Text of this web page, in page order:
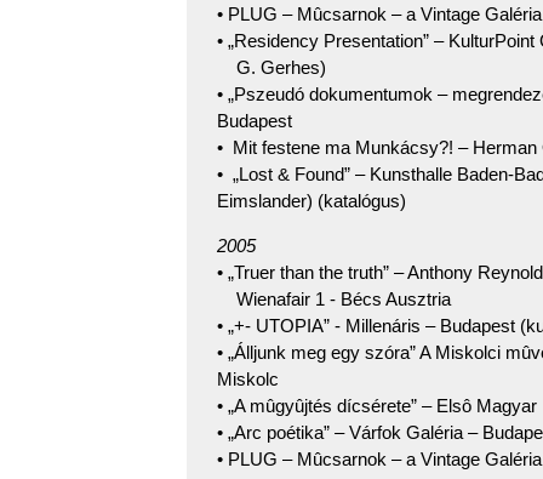
• PLUG – Mûcsarnok – a Vintage
• „Residency Presentation” –
G. Gerhes)
• „Pszeudó dokumentumok –
Budapest
• Mit festene ma Munkácsy?! –
• „Lost & Found” – Kunsthalle Baden-
Eimslander) (katalógus)
2005
• „Truer than the truth” – Anthony
Wienafair 1 - Bécs Ausztria
• „+- UTOPIA” - Millenáris – Budapest
• „Álljunk meg egy szóra” A Miskolci
Miskolc
• „A mûgyûjtés dícsérete” – Elsô
• „Arc poétika” – Várfok Galéria –
• PLUG – Mûcsarnok – a Vintage